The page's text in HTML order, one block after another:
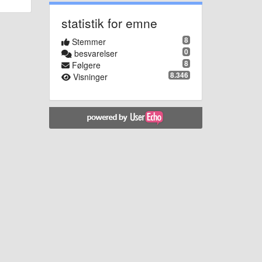
statistik for emne
8
Stemmer
0
besvarelser
8
Følgere
8.346
Visninger